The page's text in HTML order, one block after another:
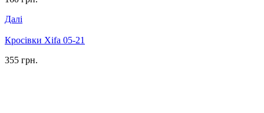
Далі
Кросівки Xifa 05-21
355 грн.